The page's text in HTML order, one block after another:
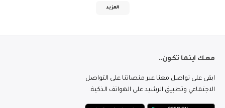
المزيد
معك اينما تكون..
ابقى على تواصل معنا عبر منصاتنا على التواصل
الاجتماعي وتطبيق الرشيد على الهواتف الذكية.